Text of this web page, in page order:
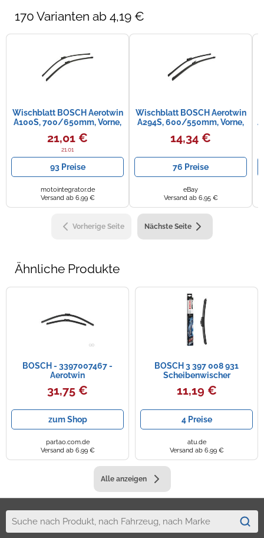
170 Varianten ab 4,19 €
Wischblatt BOSCH Aerotwin
A100S, 700/650mm, Vorne,
2 Stück
21,01 €
21.01
93 Preise
motointegrator.de
Versand ab 6,99 €
Wischblatt BOSCH Aerotwin
A294S, 600/550mm, Vorne,
2 Stück
14,34 €
76 Preise
eBay
Versand ab 6,95 €
Vorherige Seite Nächste Seite
Ähnliche Produkte
BOSCH - 3397007467 -
Aerotwin
Scheibenwischerblatt
31,75 €
zum Shop
partao.com.de
Versand ab 6,99 €
BOSCH 3 397 008 931
Scheibenwischer
11,19 €
4 Preise
atu.de
Versand ab 6,99 €
Alle anzeigen